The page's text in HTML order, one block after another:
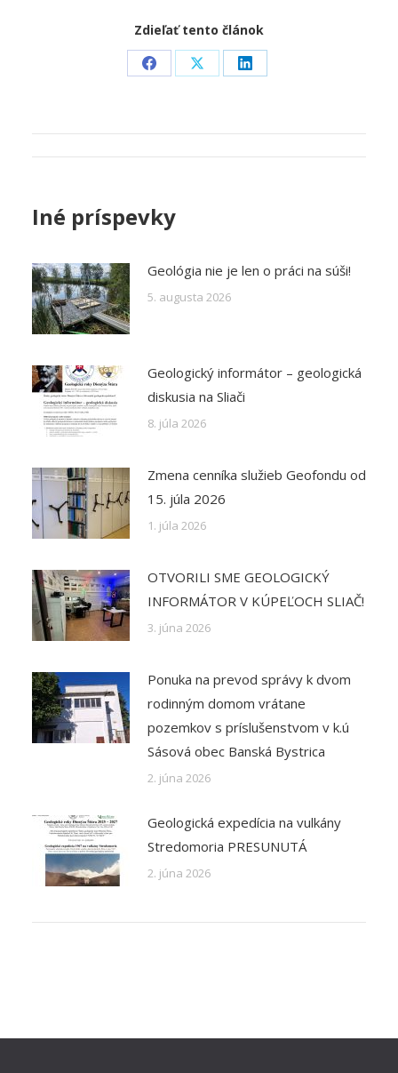
Zdieľať tento článok
Share
Facebook
Share
X
Share
LinkedIn
Post
Iné príspevky
Geológia nie je len o práci na súši!
5. augusta 2026
Geologický informátor – geologická
diskusia na Sliači
8. júla 2026
Zmena cenníka služieb Geofondu od
15. júla 2026
1. júla 2026
OTVORILI SME GEOLOGICKÝ
INFORMÁTOR V KÚPEĽOCH SLIAČ!
3. júna 2026
Ponuka na prevod správy k dvom
rodinným domom vrátane
pozemkov s príslušenstvom v k.ú
Sásová obec Banská Bystrica
2. júna 2026
Geologická expedícia na vulkány
Stredomoria PRESUNUTÁ
2. júna 2026